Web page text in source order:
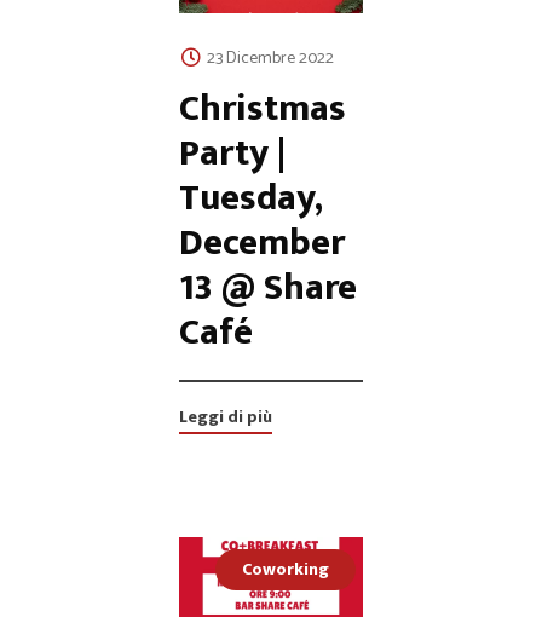
23 Dicembre 2022
Christmas
Party |
Tuesday,
December
13 @ Share
Café
Leggi di più
Coworking